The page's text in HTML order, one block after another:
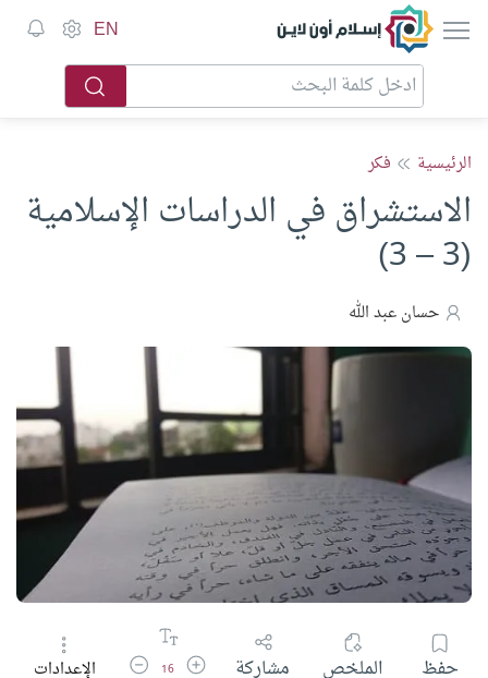
إسلام أون لاين EN
الرئيسية فكر
الاستشراق في الدراسات الإسلامية
(3 – 3)
حسان عبد الله
حفظ الملخص مشاركة زيادة حجم الخط
16 تقليل حجم الخط
الإعدادات